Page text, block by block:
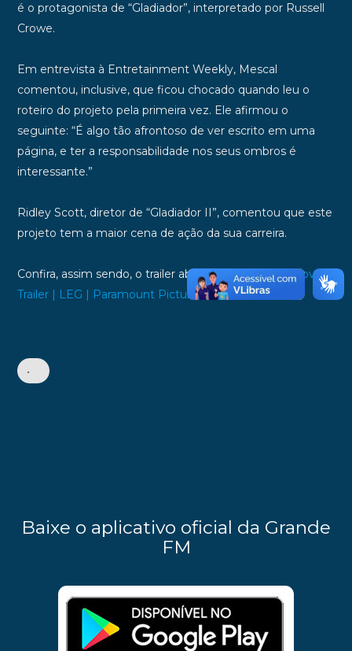
é o protagonista de “Gladiador”, interpretado por Russell
Crowe.
Em entrevista à Entretainment Weekly, Mescal
comentou, inclusive, que ficou chocado quando leu o
roteiro do projeto pela primeira vez. Ele afirmou o
seguinte: “É algo tão afrontoso de ver escrito em uma
página, e ter a responsabilidade nos seus ombros é
interessante.”
Ridley Scott, diretor de “Gladiador II”, comentou que este
projeto tem a maior cena de ação da sua carreira.
Confira, assim sendo, o trailer abaixo:
Gladiador 2 | Novo
Trailer | LEG | Paramount Pictures Brasil
•
Baixe o aplicativo oficial da Grande
FM